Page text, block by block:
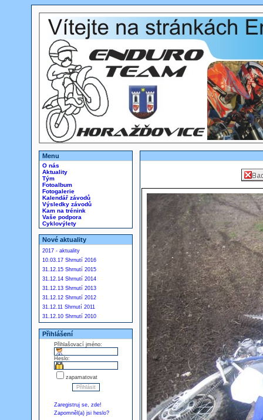
Menu
O nás
Aktuality
Tým
Fotoalbum
Fotogalerie
Kalendář závodů
Výsledky závodů
Kam na trénink
Vaše podpora
Cyklovýlety
Nové aktuality
2017 - aktuality
10.03.17 Shrnutí 2016
31.12.15 Shrnutí 2015
31.12.14 Shrnutí 2014
31.12.13 Shrnutí 2013
31.12.12 Shrnutí 2012
31.12.11 Shrnutí 2011
31.12.10 Shrnutí 2010
Přihlášení
Přihlašovací jméno:
Heslo:
zapamatovat
Zaregistruj se, zde!
Zapomněl(a) jsi heslo?